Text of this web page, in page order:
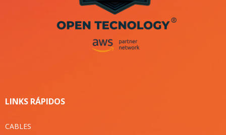
LINKS RÁPIDOS
CABLES